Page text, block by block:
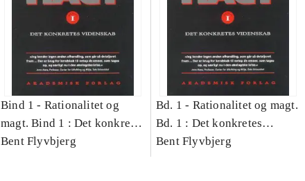
Bind 1 - Rationalitet og
magt. Bind 1 : Det konkretes
videnskab
Bent Flyvbjerg
Bd. 1 - Rationalitet og magt.
Bd. 1 : Det konkretes
videnskab
Bent Flyvbjerg